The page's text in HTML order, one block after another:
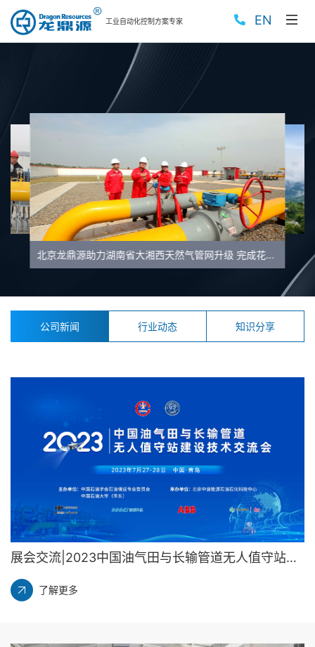
工业自动化控制方案专家 EN
北京龙鼎源助力湖南省大湘西天然气管网升级 完成花垣及保靖站控逻辑修改调试
公司新闻 行业动态 知识分享
展会交流|2023中国油气田与长输管道无人值守站建设技术交流会
了解更多